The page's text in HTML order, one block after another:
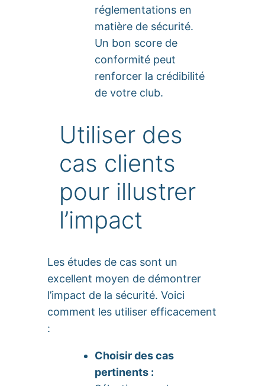
réglementations en
matière de sécurité.
Un bon score de
conformité peut
renforcer la crédibilité
de votre club.
Utiliser des
cas clients
pour illustrer
l’impact
Les études de cas sont un
excellent moyen de démontrer
l’impact de la sécurité. Voici
comment les utiliser efficacement
:
Choisir des cas
pertinents :